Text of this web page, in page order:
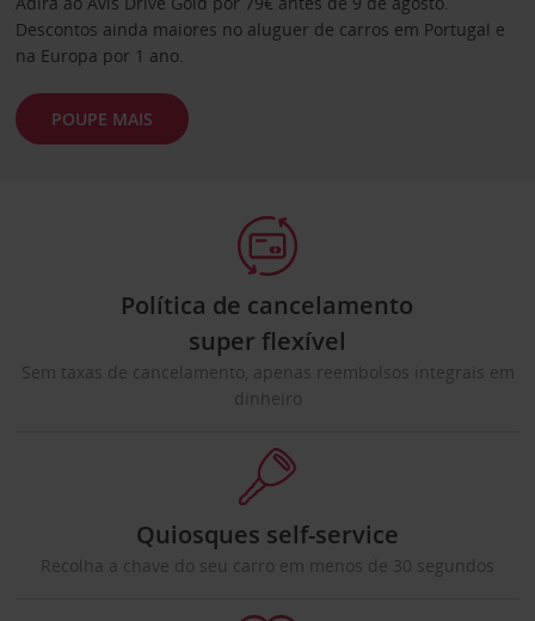
Descontos ainda maiores no aluguer de carros em Portugal e
na Europa por 1 ano.
POUPE MAIS
Política de cancelamento
super flexível
Sem taxas de cancelamento, apenas reembolsos integrais em
dinheiro
Quiosques self-service
Recolha a chave do seu carro em menos de 30 segundos